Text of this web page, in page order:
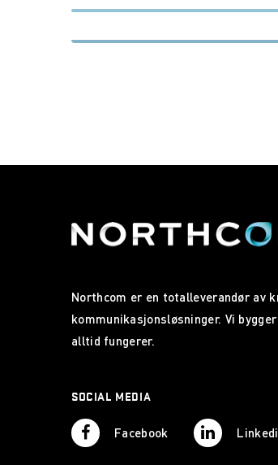
Northcom er en totalleverandør av
kommunikasjonsløsninger. Vi
alltid fungerer.
SOCIAL MEDIA
Facebook